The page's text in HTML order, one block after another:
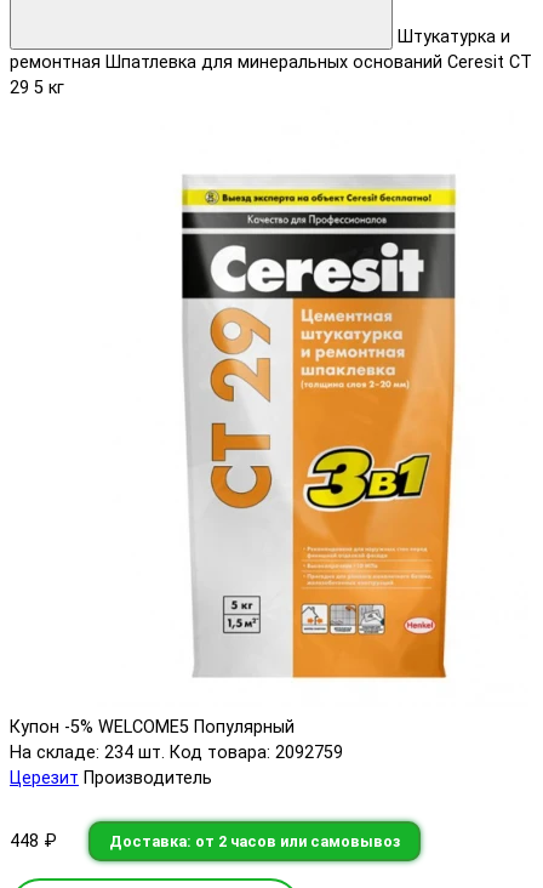
Штукатурка и
ремонтная Шпатлевка для минеральных оснований Ceresit СТ
29 5 кг
Купон -5% WELCOME5 Популярный
На складе: 234 шт. Код товара: 2092759
Церезит Производитель
448 ₽ Доставка: от 2 часов или самовывоз